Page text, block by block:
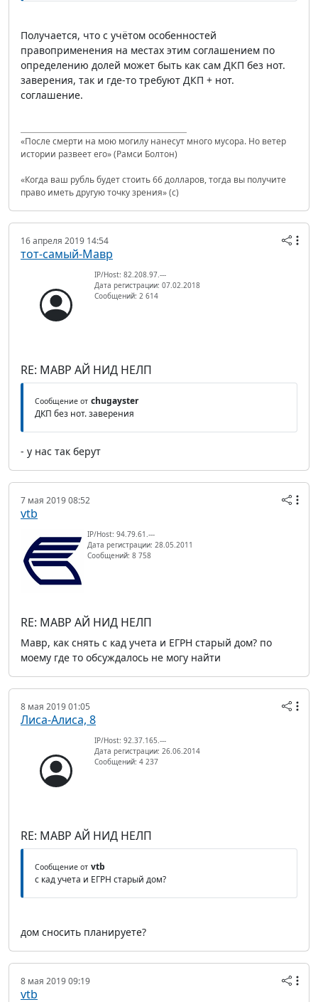
Получается, что с учётом особенностей
правоприменения на местах этим соглашением по
определению долей может быть как сам ДКП без нот.
заверения, так и где-то требуют ДКП + нот.
соглашение.
«После смерти на мою могилу нанесут много мусора. Но ветер
истории развеет его» (Рамси Болтон)
«Когда ваш рубль будет стоить 66 долларов, тогда вы получите
право иметь другую точку зрения» (с)
16 апреля 2019 14:54
тот-самый-Мавр
IP/Host: 82.208.97.---
Дата регистрации: 07.02.2018
Сообщений: 2 614
RE: МАВР АЙ НИД НЕЛП
Сообщение от chugayster
ДКП без нот. заверения
- у нас так берут
7 мая 2019 08:52
vtb
IP/Host: 94.79.61.---
Дата регистрации: 28.05.2011
Сообщений: 8 758
RE: МАВР АЙ НИД НЕЛП
Мавр, как снять с кад учета и ЕГРН старый дом? по
моему где то обсуждалось не могу найти
8 мая 2019 01:05
Лиса-Алиса, 8
IP/Host: 92.37.165.---
Дата регистрации: 26.06.2014
Сообщений: 4 237
RE: МАВР АЙ НИД НЕЛП
Сообщение от vtb
с кад учета и ЕГРН старый дом?
дом сносить планируете?
8 мая 2019 09:19
vtb